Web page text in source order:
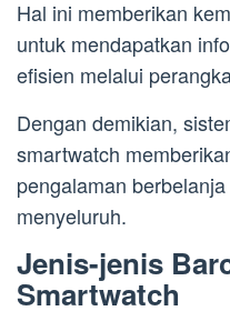
Hal ini memberikan
untuk mendapatkan
efisien melalui
Dengan demikian,
smartwatch
pengalaman
menyeluruh.
Jenis-jenis
Smartwatch